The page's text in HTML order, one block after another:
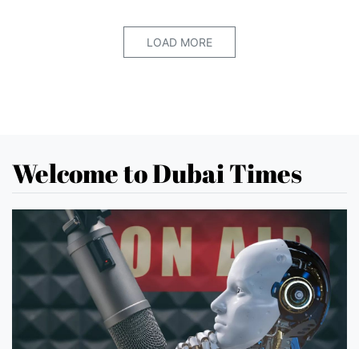
LOAD MORE
Welcome to Dubai Times